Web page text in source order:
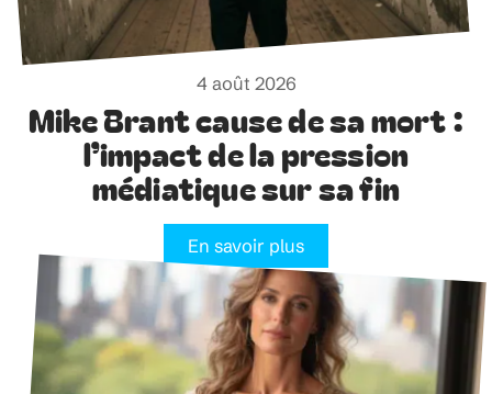
4 août 2026
Mike Brant cause de sa mort :
l’impact de la pression
médiatique sur sa fin
En savoir plus